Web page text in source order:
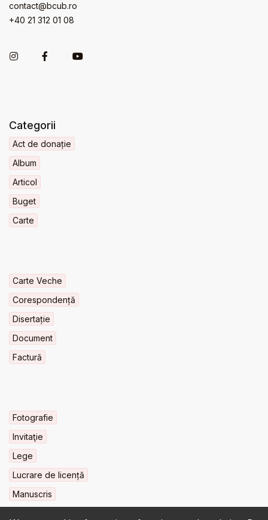
contact@bcub.ro
+40 21 312 01 08
Categorii
Act de donație
Album
Articol
Buget
Carte
Carte Veche
Corespondență
Disertație
Document
Factură
Fotografie
Invitaţie
Lege
Lucrare de licență
Manuscris